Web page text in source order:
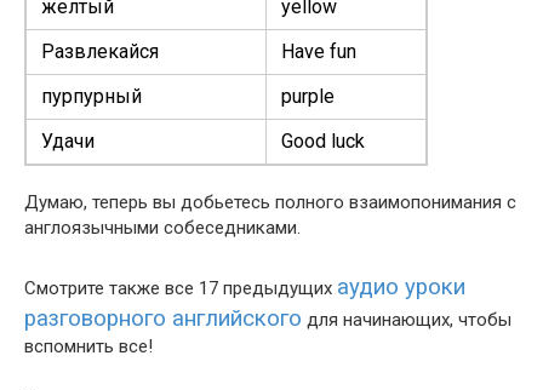
желтый
yel­low
Развлекайся
Have fun
пурпурный
pur­ple
Удачи
Good luck
Думаю, теперь вы добьетесь полного взаимопонимания с
англоязычными собеседниками.
Смотрите также все 17 предыдущих аудио уроки
разговорного английского для начинающих, чтобы
вспомнить все!